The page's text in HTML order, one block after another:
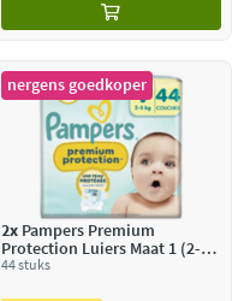
nergens goedkoper
2xPampers Premium
Protection Luiers Maat 1 (2-5
kg)
44 stuks